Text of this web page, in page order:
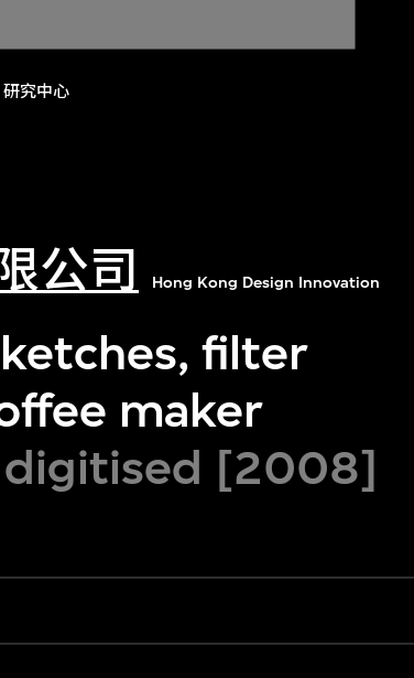
研究中心
公司
Hong Kong Design Innovation
filter
maker
digitised [2008]